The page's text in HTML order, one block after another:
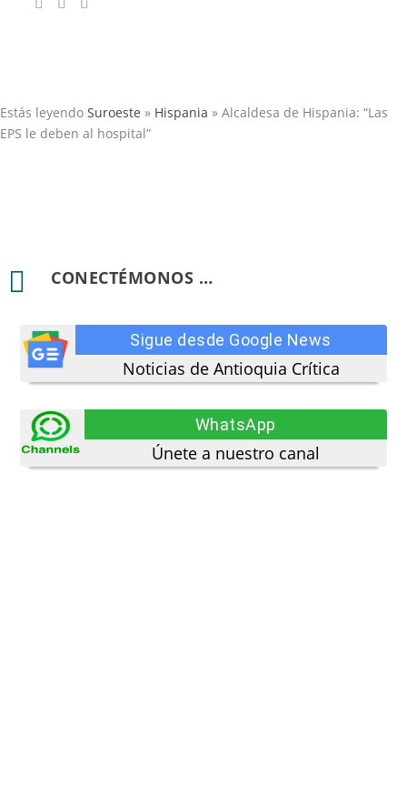
Estás leyendo Suroeste » Hispania » Alcaldesa de Hispania: “Las
EPS le deben al hospital”
 CONECTÉMONOS …
Sigue desde Google News
Noticias de Antioquia Crítica
WhatsApp
Únete a nuestro canal